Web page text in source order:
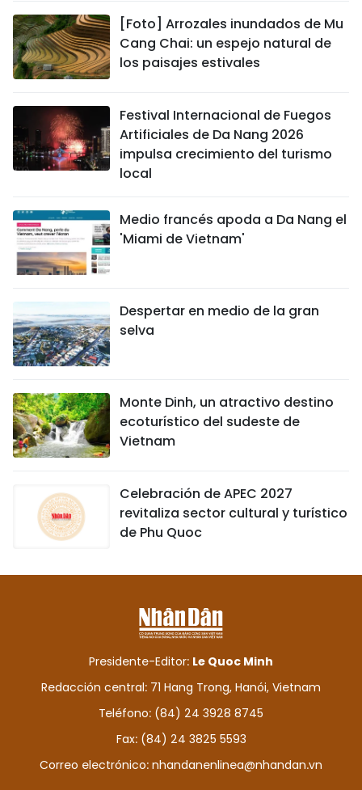
[Foto] Arrozales inundados de Mu
Cang Chai: un espejo natural de
los paisajes estivales
Festival Internacional de Fuegos
Artificiales de Da Nang 2026
impulsa crecimiento del turismo
local
Medio francés apoda a Da Nang el
'Miami de Vietnam'
Despertar en medio de la gran
selva
Monte Dinh, un atractivo destino
ecoturístico del sudeste de
Vietnam
Celebración de APEC 2027
revitaliza sector cultural y turístico
de Phu Quoc
Presidente-Editor: Le Quoc Minh
Redacción central: 71 Hang Trong, Hanói, Vietnam
Teléfono: (84) 24 3928 8745
Fax: (84) 24 3825 5593
Correo electrónico: nhandanenlinea@nhandan.vn